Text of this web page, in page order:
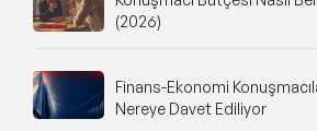
(2026)
Finans-Ekonomi
Nereye Davet Ediliyor